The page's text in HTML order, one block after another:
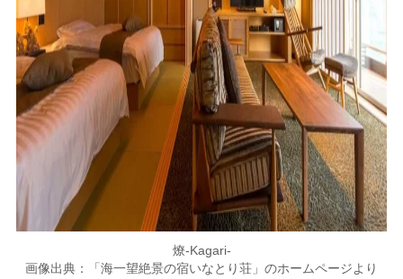
燎-Kagari-
画像出典：「海一望絶景の宿いなとり荘」のホームページより